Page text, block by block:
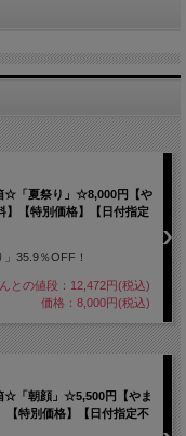
☆「夏祭り」☆8,000円【や
】【特別価格】【日付指定
35.9％OFF！
との値段：12,472円(税込)
価格：8,000円(税込)
☆「朝顔」☆5,500円【やま
【特別価格】【日付指定不